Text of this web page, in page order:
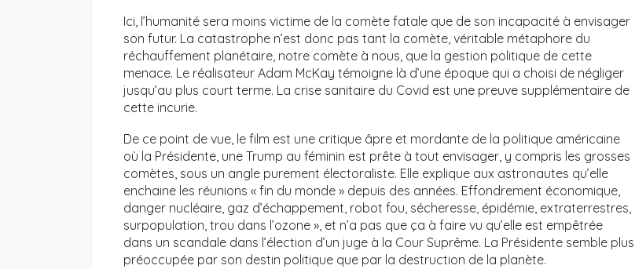
Ici, l’humanité sera moins victime de la comète fatale que de son incapacité à envisager
son futur. La catastrophe n’est donc pas tant la comète, véritable métaphore du
réchauffement planétaire, notre comète à nous, que la gestion politique de cette
menace. Le réalisateur Adam McKay témoigne là d’une époque qui a choisi de négliger
jusqu’au plus court terme. La crise sanitaire du Covid est une preuve supplémentaire de
cette incurie.
De ce point de vue, le film est une critique âpre et mordante de la politique américaine
où la Présidente, une Trump au féminin est prête à tout envisager, y compris les grosses
comètes, sous un angle purement électoraliste. Elle explique aux astronautes qu’elle
enchaine les réunions « fin du monde » depuis des années. Effondrement économique,
danger nucléaire, gaz d’échappement, robot fou, sécheresse, épidémie, extraterrestres,
surpopulation, trou dans l’ozone », et n’a pas que ça à faire vu qu’elle est empêtrée
dans un scandale dans l’élection d’un juge à la Cour Suprême. La Présidente semble plus
préoccupée par son destin politique que par la destruction de la planète.